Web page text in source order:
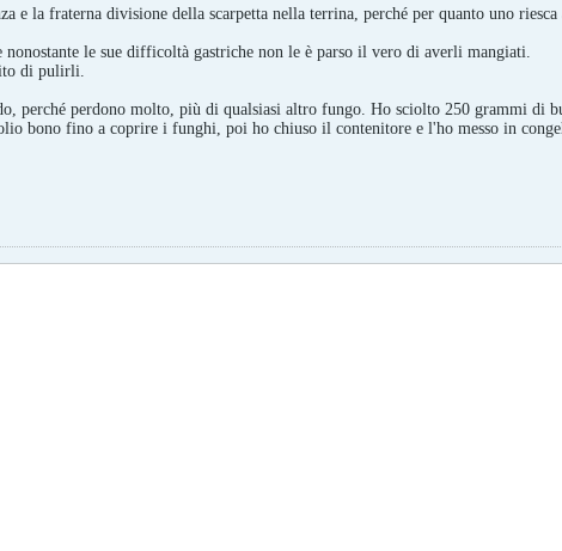
e la fraterna divisione della scarpetta nella terrina, perché per quanto uno
nonostante le sue difficoltà gastriche non le è parso il vero di averli mangiati.
di pulirli.
perché perdono molto, più di qualsiasi altro fungo. Ho sciolto 250 grammi di
bono fino a coprire i funghi, poi ho chiuso il contenitore e l'ho messo in